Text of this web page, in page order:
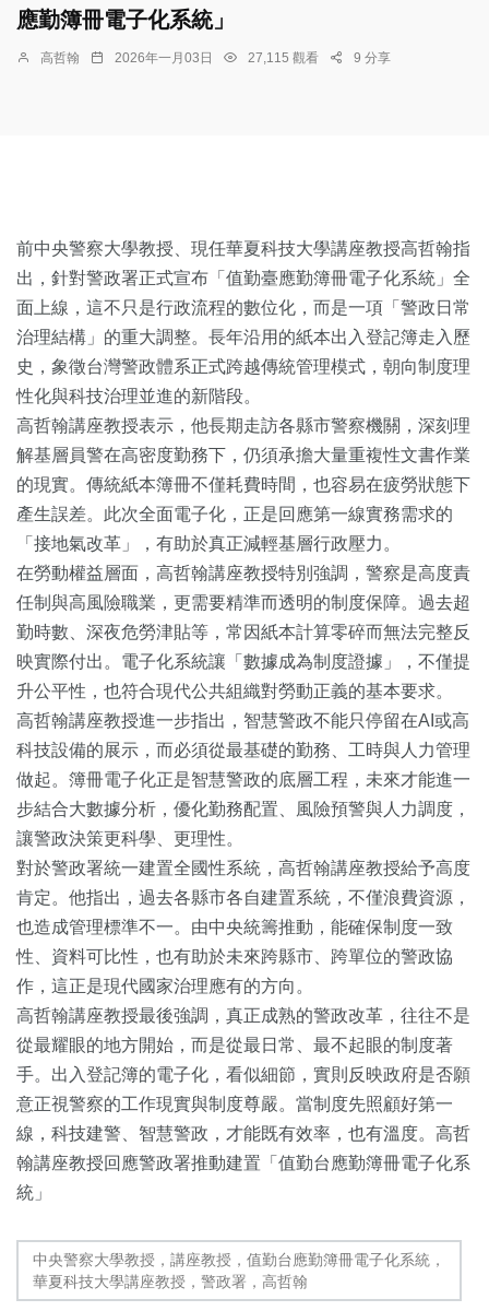
應勤簿冊電子化系統」
高哲翰 2026年一月03日 27,115 觀看 9 分享
前中央警察大學教授、現任華夏科技大學講座教授高哲翰指
出，針對警政署正式宣布「值勤臺應勤簿冊電子化系統」全
面上線，這不只是行政流程的數位化，而是一項「警政日常
治理結構」的重大調整。長年沿用的紙本出入登記簿走入歷
史，象徵台灣警政體系正式跨越傳統管理模式，朝向制度理
性化與科技治理並進的新階段。
高哲翰講座教授表示，他長期走訪各縣市警察機關，深刻理
解基層員警在高密度勤務下，仍須承擔大量重複性文書作業
的現實。傳統紙本簿冊不僅耗費時間，也容易在疲勞狀態下
產生誤差。此次全面電子化，正是回應第一線實務需求的
「接地氣改革」，有助於真正減輕基層行政壓力。
在勞動權益層面，高哲翰講座教授特別強調，警察是高度責
任制與高風險職業，更需要精準而透明的制度保障。過去超
勤時數、深夜危勞津貼等，常因紙本計算零碎而無法完整反
映實際付出。電子化系統讓「數據成為制度證據」，不僅提
升公平性，也符合現代公共組織對勞動正義的基本要求。
高哲翰講座教授進一步指出，智慧警政不能只停留在AI或高
科技設備的展示，而必須從最基礎的勤務、工時與人力管理
做起。簿冊電子化正是智慧警政的底層工程，未來才能進一
步結合大數據分析，優化勤務配置、風險預警與人力調度，
讓警政決策更科學、更理性。
對於警政署統一建置全國性系統，高哲翰講座教授給予高度
肯定。他指出，過去各縣市各自建置系統，不僅浪費資源，
也造成管理標準不一。由中央統籌推動，能確保制度一致
性、資料可比性，也有助於未來跨縣市、跨單位的警政協
作，這正是現代國家治理應有的方向。
高哲翰講座教授最後強調，真正成熟的警政改革，往往不是
從最耀眼的地方開始，而是從最日常、最不起眼的制度著
手。出入登記簿的電子化，看似細節，實則反映政府是否願
意正視警察的工作現實與制度尊嚴。當制度先照顧好第一
線，科技建警、智慧警政，才能既有效率，也有溫度。高哲
翰講座教授回應警政署推動建置「值勤台應勤簿冊電子化系
統」
中央警察大學教授，講座教授，值勤台應勤簿冊電子化系統，
華夏科技大學講座教授，警政署，高哲翰